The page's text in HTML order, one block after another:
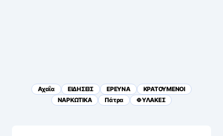
Αχαΐα ΕΙΔΗΣΕΙΣ ΕΡΕΥΝΑ
ΚΡΑΤΟΥΜΕΝΟΙ
ΝΑΡΚΩΤΙΚΑ
Πάτρα ΦΥΛΑΚΕΣ